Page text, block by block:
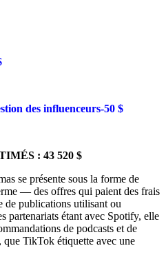
des influenceurs-50 $
: 43 520 $
se présente sous la forme de
— des offres qui paient des frais
de publications utilisant ou
partenariats étant avec Spotify, elle
de podcasts et de
que TikTok étiquette avec une